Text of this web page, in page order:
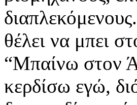
θέλει να μπει
“Μπαίνω στον
κερδίσω εγώ,